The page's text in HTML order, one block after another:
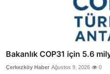
Bakanlık COP31 için 5.6
Çerkezköy Haber Ağustos 9, 2026 0